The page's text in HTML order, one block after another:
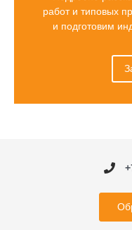
работ и типовых
и подготовим